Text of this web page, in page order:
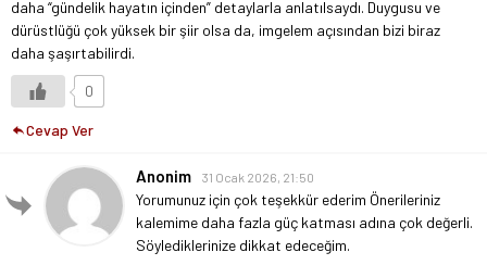
daha “gündelik hayatın içinden” detaylarla anlatılsaydı. Duygusu ve
dürüstlüğü çok yüksek bir şiir olsa da, imgelem açısından bizi biraz
daha şaşırtabilirdi.
0
Cevap Ver
Anonim 31 Ocak 2026, 21:50
Yorumunuz için çok teşekkür ederim Önerileriniz
kalemime daha fazla güç katması adına çok değerli.
Söylediklerinize dikkat edeceğim.